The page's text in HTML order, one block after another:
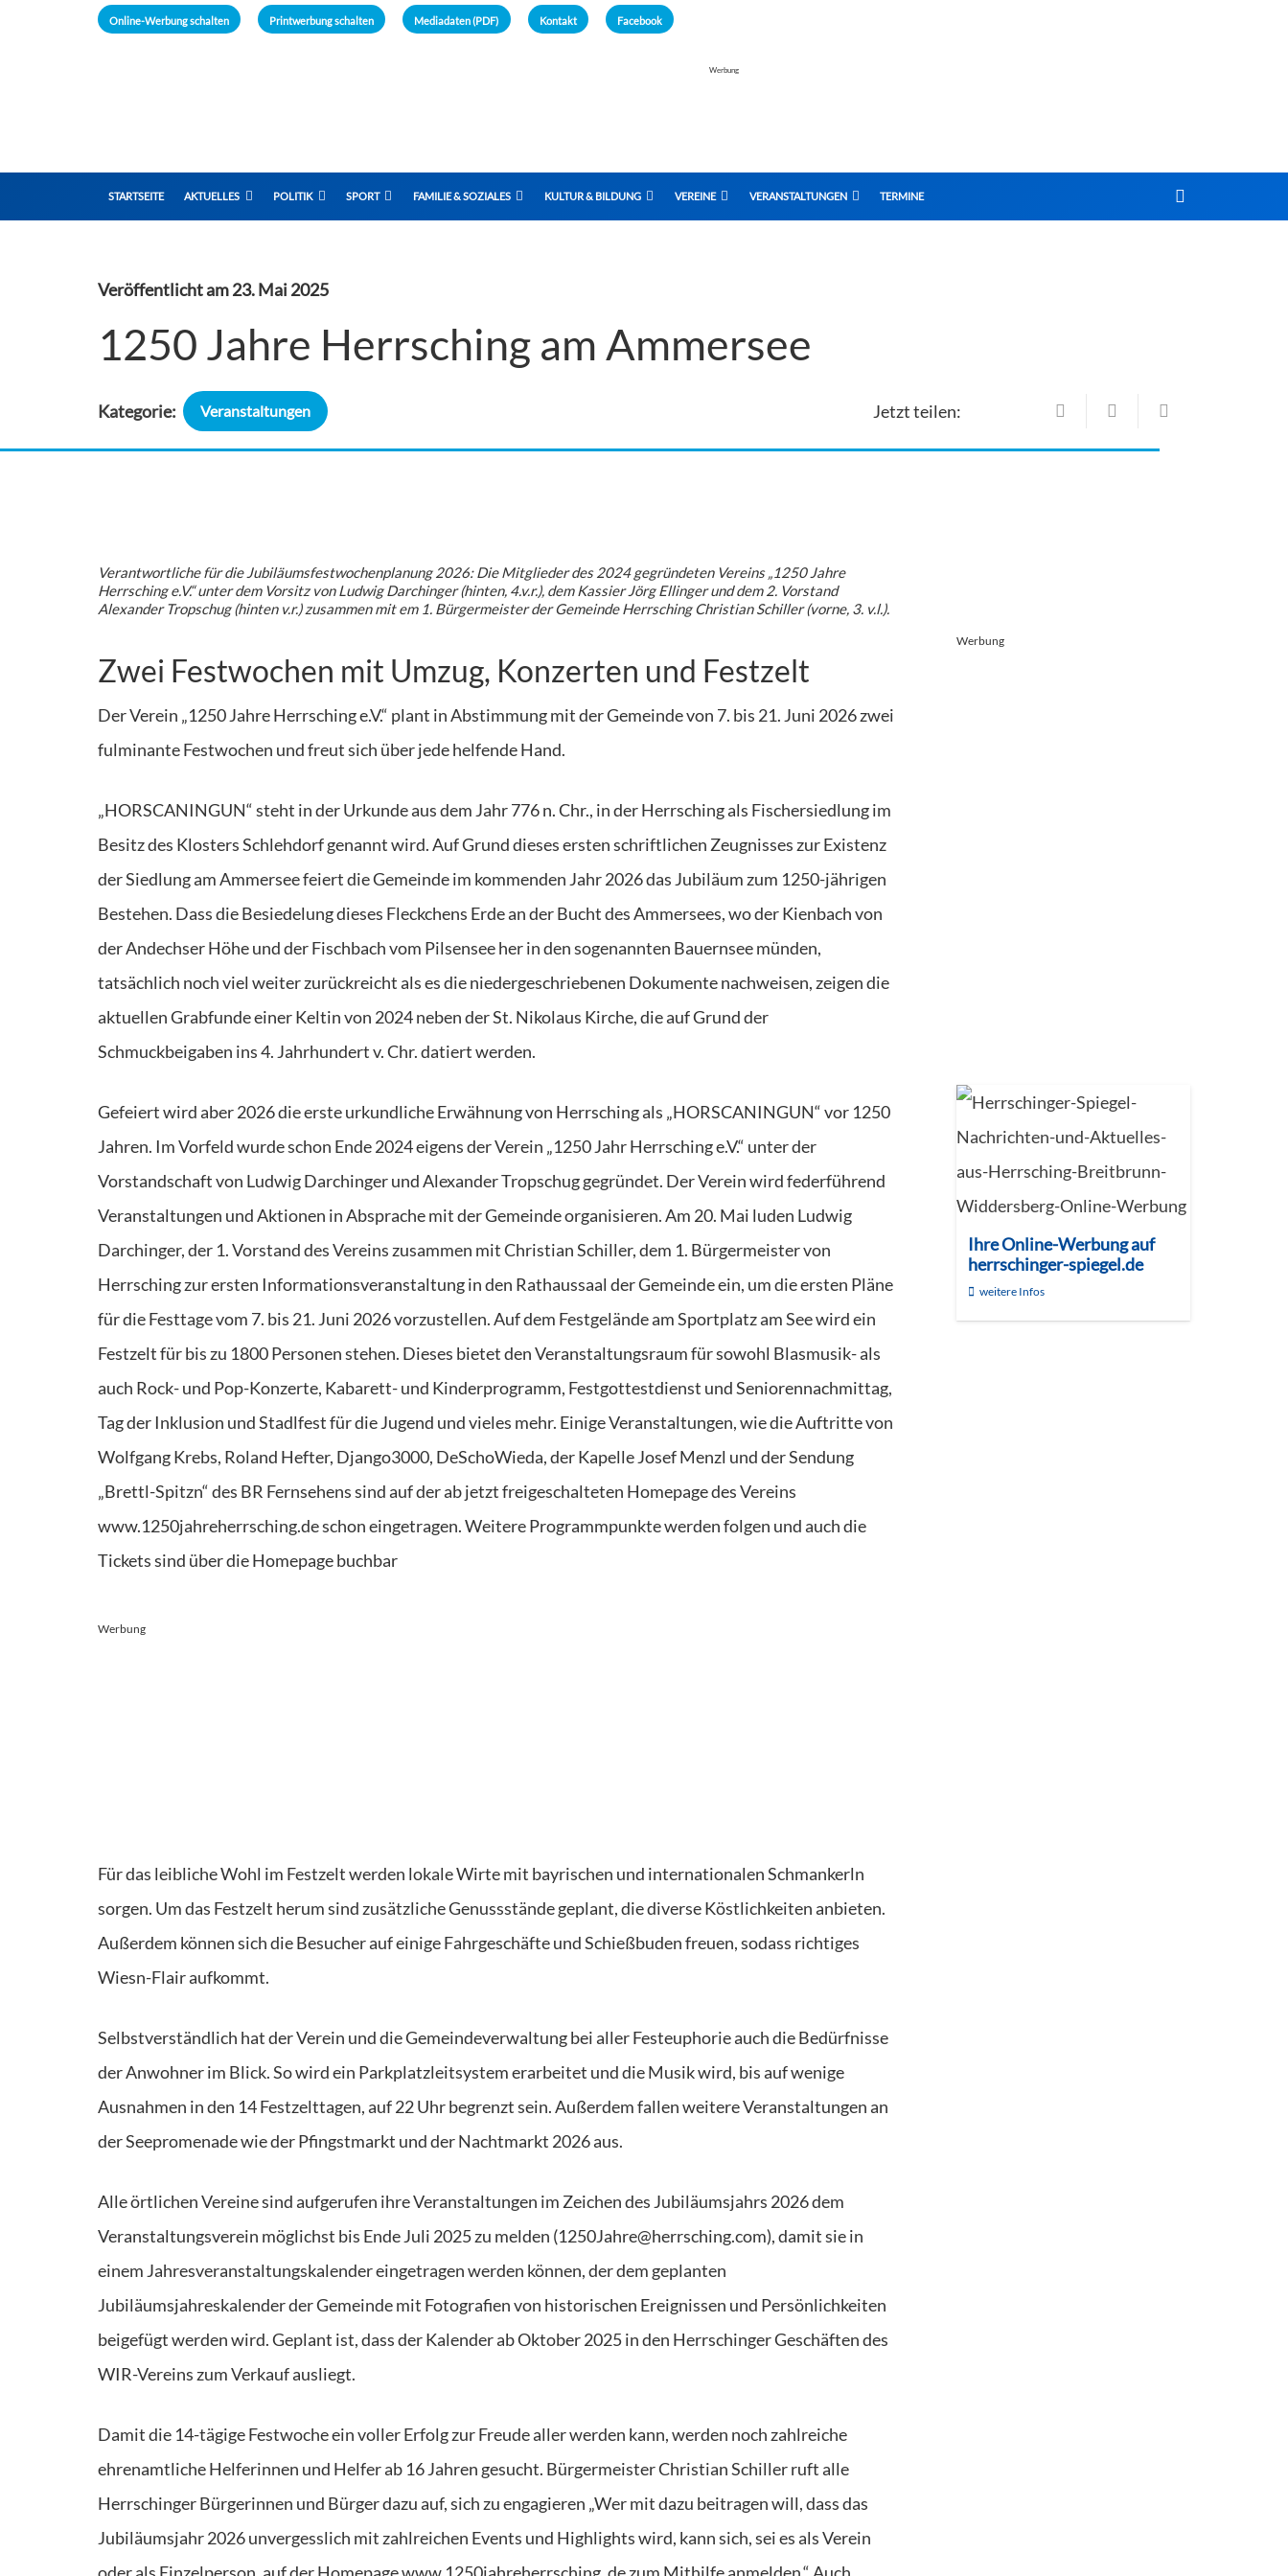
Online-Werbung schalten Printwerbung schalten Mediadaten (PDF) Kontakt Facebook
Werbung
STARTSEITE AKTUELLES POLITIK SPORT FAMILIE & SOZIALES KULTUR & BILDUNG VEREINE VERANSTALTUNGEN TERMINE
Veröffentlicht am23. Mai 2025
1250 Jahre Herrsching am Ammersee
Kategorie: Veranstaltungen Jetzt teilen:
Verantwortliche für die Jubiläumsfestwochenplanung 2026: Die Mitglieder des 2024 gegründeten Vereins „1250 Jahre
Herrsching e.V.“ unter dem Vorsitz von Ludwig Darchinger (hinten, 4.v.r.), dem Kassier Jörg Ellinger und dem 2. Vorstand
Alexander Tropschug (hinten v.r.) zusammen mit em 1. Bürgermeister der Gemeinde Herrsching Christian Schiller (vorne, 3. v.l.).
Zwei Festwochen mit Umzug, Konzerten und Festzelt
Der Verein „1250 Jahre Herrsching e.V.“ plant in Abstimmung mit der Gemeinde von 7. bis 21. Juni 2026 zwei
fulminante Festwochen und freut sich über jede helfende Hand.
„HORSCANINGUN“ steht in der Urkunde aus dem Jahr 776 n. Chr., in der Herrsching als Fischersiedlung im
Besitz des Klosters Schlehdorf genannt wird. Auf Grund dieses ersten schriftlichen Zeugnisses zur Existenz
der Siedlung am Ammersee feiert die Gemeinde im kommenden Jahr 2026 das Jubiläum zum 1250-jährigen
Bestehen. Dass die Besiedelung dieses Fleckchens Erde an der Bucht des Ammersees, wo der Kienbach von
der Andechser Höhe und der Fischbach vom Pilsensee her in den sogenannten Bauernsee münden,
tatsächlich noch viel weiter zurückreicht als es die niedergeschriebenen Dokumente nachweisen, zeigen die
aktuellen Grabfunde einer Keltin von 2024 neben der St. Nikolaus Kirche, die auf Grund der
Schmuckbeigaben ins 4. Jahrhundert v. Chr. datiert werden.
Gefeiert wird aber 2026 die erste urkundliche Erwähnung von Herrsching als „HORSCANINGUN“ vor 1250
Jahren. Im Vorfeld wurde schon Ende 2024 eigens der Verein „1250 Jahr Herrsching e.V.“ unter der
Vorstandschaft von Ludwig Darchinger und Alexander Tropschug gegründet. Der Verein wird federführend
Veranstaltungen und Aktionen in Absprache mit der Gemeinde organisieren. Am 20. Mai luden Ludwig
Darchinger, der 1. Vorstand des Vereins zusammen mit Christian Schiller, dem 1. Bürgermeister von
Herrsching zur ersten Informationsveranstaltung in den Rathaussaal der Gemeinde ein, um die ersten Pläne
für die Festtage vom 7. bis 21. Juni 2026 vorzustellen. Auf dem Festgelände am Sportplatz am See wird ein
Festzelt für bis zu 1800 Personen stehen. Dieses bietet den Veranstaltungsraum für sowohl Blasmusik- als
auch Rock- und Pop-Konzerte, Kabarett- und Kinderprogramm, Festgottestdienst und Seniorennachmittag,
Tag der Inklusion und Stadlfest für die Jugend und vieles mehr. Einige Veranstaltungen, wie die Auftritte von
Wolfgang Krebs, Roland Hefter, Django3000, DeSchoWieda, der Kapelle Josef Menzl und der Sendung
„Brettl-Spitzn“ des BR Fernsehens sind auf der ab jetzt freigeschalteten Homepage des Vereins
www.1250jahreherrsching.de schon eingetragen. Weitere Programmpunkte werden folgen und auch die
Tickets sind über die Homepage buchbar
Werbung
Für das leibliche Wohl im Festzelt werden lokale Wirte mit bayrischen und internationalen Schmankerln
sorgen. Um das Festzelt herum sind zusätzliche Genussstände geplant, die diverse Köstlichkeiten anbieten.
Außerdem können sich die Besucher auf einige Fahrgeschäfte und Schießbuden freuen, sodass richtiges
Wiesn-Flair aufkommt.
Selbstverständlich hat der Verein und die Gemeindeverwaltung bei aller Festeuphorie auch die Bedürfnisse
der Anwohner im Blick. So wird ein Parkplatzleitsystem erarbeitet und die Musik wird, bis auf wenige
Ausnahmen in den 14 Festzelttagen, auf 22 Uhr begrenzt sein. Außerdem fallen weitere Veranstaltungen an
der Seepromenade wie der Pfingstmarkt und der Nachtmarkt 2026 aus.
Alle örtlichen Vereine sind aufgerufen ihre Veranstaltungen im Zeichen des Jubiläumsjahrs 2026 dem
Veranstaltungsverein möglichst bis Ende Juli 2025 zu melden (1250Jahre@herrsching.com), damit sie in
einem Jahresveranstaltungskalender eingetragen werden können, der dem geplanten
Jubiläumsjahreskalender der Gemeinde mit Fotografien von historischen Ereignissen und Persönlichkeiten
beigefügt werden wird. Geplant ist, dass der Kalender ab Oktober 2025 in den Herrschinger Geschäften des
WIR-Vereins zum Verkauf ausliegt.
Damit die 14-tägige Festwoche ein voller Erfolg zur Freude aller werden kann, werden noch zahlreiche
ehrenamtliche Helferinnen und Helfer ab 16 Jahren gesucht. Bürgermeister Christian Schiller ruft alle
Herrschinger Bürgerinnen und Bürger dazu auf, sich zu engagieren „Wer mit dazu beitragen will, dass das
Jubiläumsjahr 2026 unvergesslich mit zahlreichen Events und Highlights wird, kann sich, sei es als Verein
Werbung
Ihre Online-Werbung auf
herrschinger-spiegel.de
weitere Infos